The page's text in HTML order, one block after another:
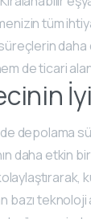
tüm
daha
de ticari
depolama
daha etkin
bazı teknoloji